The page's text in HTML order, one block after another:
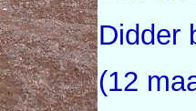
Didder
(12